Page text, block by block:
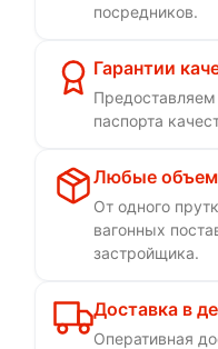
посредников.
Гарантии
паспорта
Любые
От одного
вагонных
застройщика.
Доставка в
Оперативная